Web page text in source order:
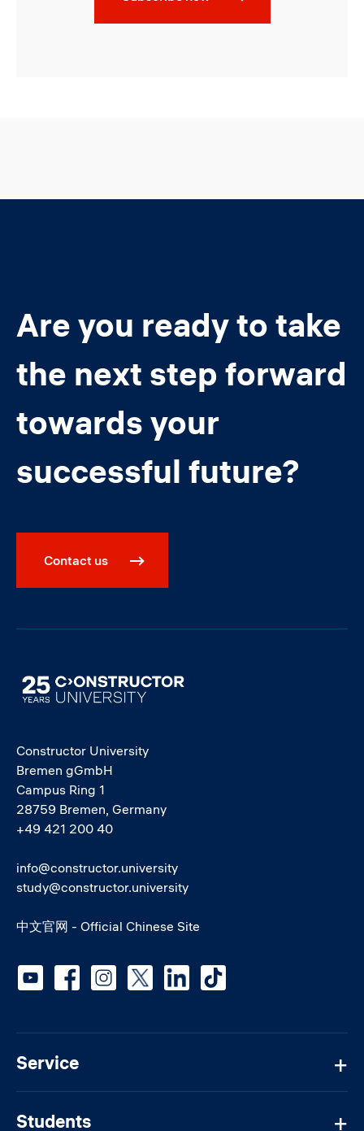
Are you ready to take
the next step forward
towards your
successful future?
Contact us
Image
Constructor University
Bremen gGmbH
Campus Ring 1
28759 Bremen, Germany
+49 421 200 40
info@constructor.university
study@constructor.university
中文官网 - Official Chinese Site
Service
Students
Social media